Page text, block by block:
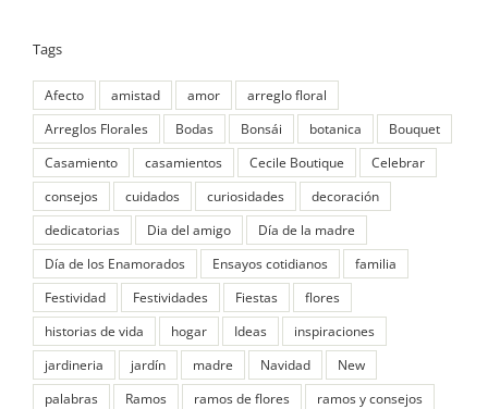
Tags
Afecto amistad amor
arreglo floral
Arreglos Florales
Bodas Bonsái botanica
Bouquet
Casamiento
casamientos Cecile Boutique
Celebrar
consejos
cuidados curiosidades
decoración
dedicatorias
Dia del amigo
Día de la madre
Día de los Enamorados
Ensayos cotidianos
familia
Festividad
Festividades Fiestas
flores
historias de vida
hogar Ideas
inspiraciones
jardineria
jardín madre Navidad
New
palabras
Ramos ramos de flores
ramos y consejos